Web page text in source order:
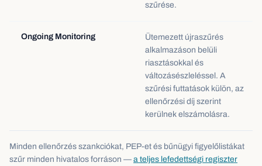
szűrése.
Ongoing Monitoring
Ütemezett újraszűrés
alkalmazáson belüli
riasztásokkal és
változásészleléssel. A
szűrési futtatások külön, az
ellenőrzési díj szerint
kerülnek elszámolásra.
Minden ellenőrzés szankciókat, PEP-et és bűnügyi figyelőlistákat
szűr minden hivatalos forráson — a teljes lefedettségi regiszter